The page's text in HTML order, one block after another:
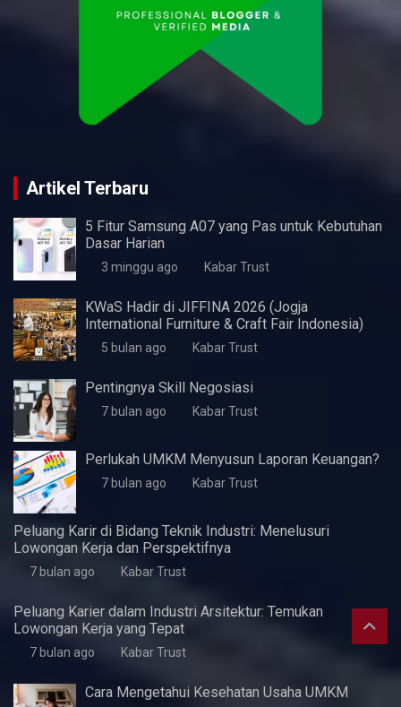
Artikel Terbaru
5 Fitur Samsung A07 yang Pas untuk Kebutuhan
Dasar Harian
3 minggu ago Kabar Trust
KWaS Hadir di JIFFINA 2026 (Jogja
International Furniture & Craft Fair Indonesia)
5 bulan ago Kabar Trust